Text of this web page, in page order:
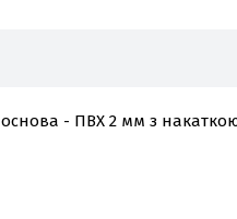
основа - ПВХ 2 мм з